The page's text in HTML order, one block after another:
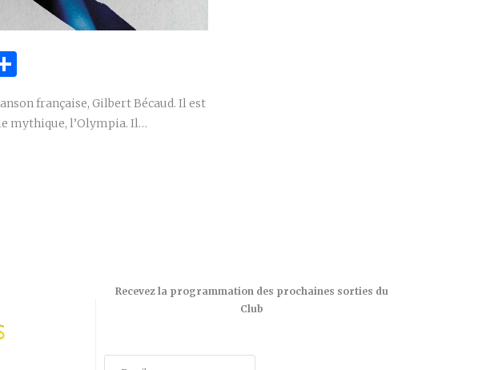
française, Gilbert Bécaud. Il est
mythique, l’Olympia. Il…
Recevez la programmation des prochaines sorties du
Club